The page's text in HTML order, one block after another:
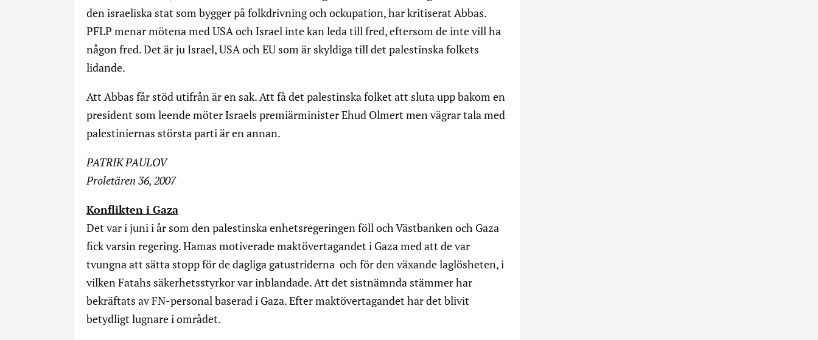
den israeliska stat som bygger på folkdrivning och ockupation, har kritiserat Abbas.
PFLP menar mötena med USA och Israel inte kan leda till fred, eftersom de inte vill ha
någon fred. Det är ju Israel, USA och EU som är skyldiga till det palestinska folkets
lidande.
Att Abbas får stöd utifrån är en sak. Att få det palestinska folket att sluta upp bakom en
president som leende möter Israels premiärminister Ehud Olmert men vägrar tala med
palestiniernas största parti är en annan.
PATRIK PAULOV
Proletären 36, 2007
Konflikten i Gaza
Det var i juni i år som den palestinska enhetsregeringen föll och Västbanken och Gaza
fick varsin regering. Hamas motiverade maktövertagandet i Gaza med att de var
tvungna att sätta stopp för de dagliga gatustriderna och för den växande laglösheten, i
vilken Fatahs säkerhetsstyrkor var inblandade. Att det sistnämnda stämmer har
bekräftats av FN-personal baserad i Gaza. Efter maktövertagandet har det blivit
betydligt lugnare i området.